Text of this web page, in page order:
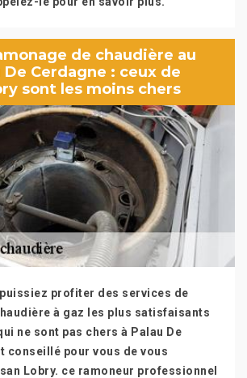
de chaudière au
De Cerdagne : ceux de
sont les moins chers
profiter des services de
à gaz les plus satisfaisants
ne sont pas chers à Palau De
conseillé pour vous de vous
Lobry. ce ramoneur professionnel